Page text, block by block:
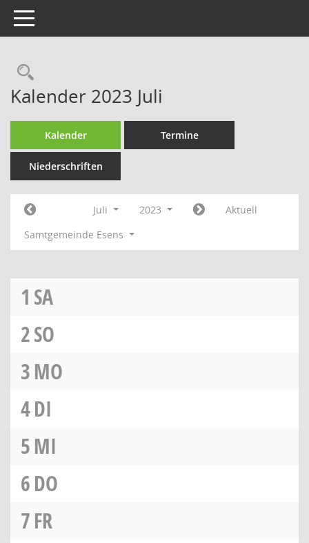
Toggle navigation
Rechercheauswahl
Kalender 2023 Juli
Kalender Termine
Niederschriften
Juli 2023
Aktuell
Samtgemeinde Esens
1 SA
2SO
3MO
4DI
5MI
6DO
7FR